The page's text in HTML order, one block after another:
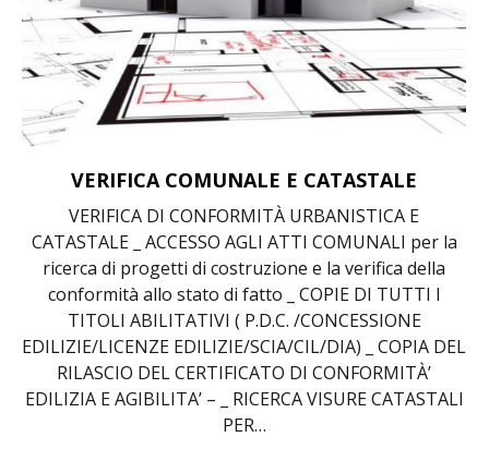
VERIFICA COMUNALE E CATASTALE
VERIFICA DI CONFORMITÀ URBANISTICA E
CATASTALE _ ACCESSO AGLI ATTI COMUNALI per la
ricerca di progetti di costruzione e la verifica della
conformità allo stato di fatto _ COPIE DI TUTTI I
TITOLI ABILITATIVI ( P.D.C. /CONCESSIONE
EDILIZIE/LICENZE EDILIZIE/SCIA/CIL/DIA) _ COPIA DEL
RILASCIO DEL CERTIFICATO DI CONFORMITÀ’
EDILIZIA E AGIBILITA’ – _ RICERCA VISURE CATASTALI
PER…